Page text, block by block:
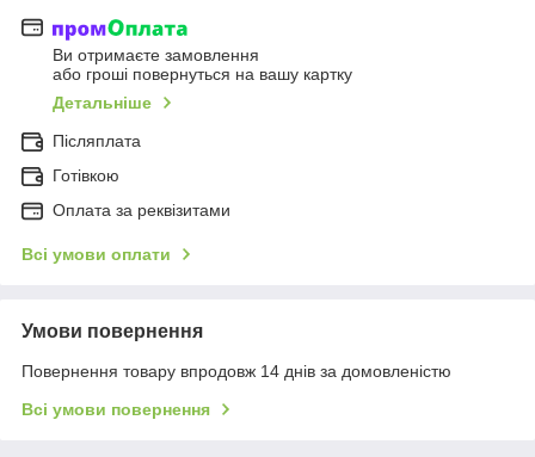
Ви отримаєте замовлення
або гроші повернуться на вашу картку
Детальніше
Післяплата
Готівкою
Оплата за реквізитами
Всі умови оплати
Умови повернення
Повернення товару впродовж 14 днів за домовленістю
Всі умови повернення